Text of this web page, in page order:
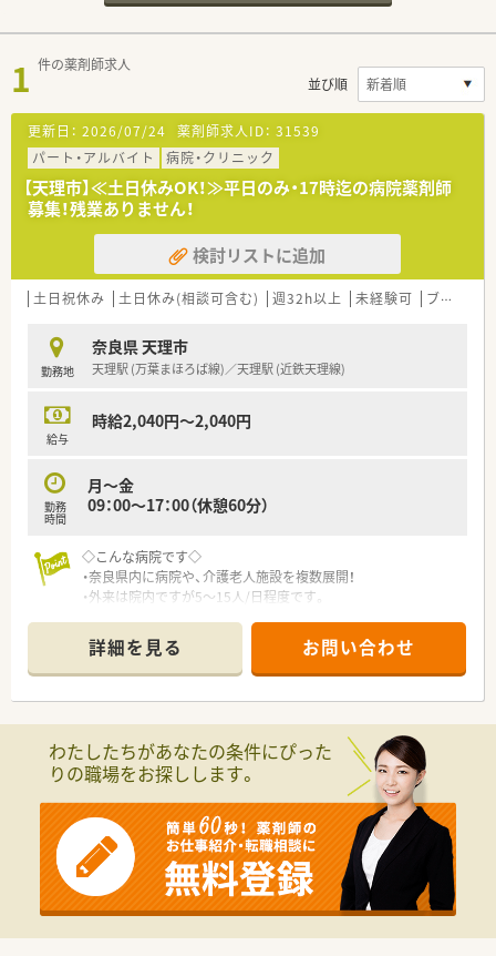
1 件の薬剤師求人
並び順
更新日： 2026/07/24 薬剤師求人ID： 31539
パート・アルバイト
病院・クリニック
【天理市】≪土日休みOK！≫平日のみ・17時迄の病院薬剤師
募集！残業ありません！
検討リストに追加
土日祝休み 土日休み(相談可含む) 週32h以上 未経験可 ブランク可
勤務地
奈良県 天理市
天理駅 (万葉まほろば線)／天理駅 (近鉄天理線)
給与
時給2,040円～2,040円
勤務
時間
月～金
09：00～17：00（休憩60分）
◇こんな病院です◇
・奈良県内に病院や、介護老人施設を複数展開！
・外来は院内ですが5～15人/日程度です。
・薬剤師6名在籍しています。
・マイカー通勤時の駐車場は無料です！
詳細を見る お問い合わせ
わたしたちがあなたの条件にぴった
りの職場をお探しします。